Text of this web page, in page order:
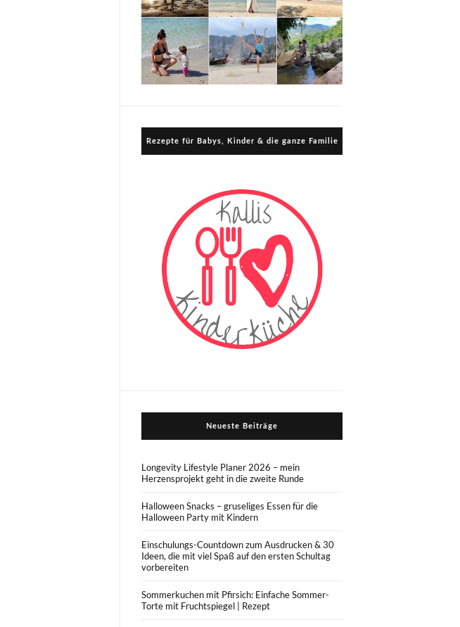
Rezepte für Babys, Kinder & die ganze Familie
Neueste Beiträge
Longevity Lifestyle Planer 2026 – mein
Herzensprojekt geht in die zweite Runde
Halloween Snacks – gruseliges Essen für die
Halloween Party mit Kindern
Einschulungs-Countdown zum Ausdrucken & 30
Ideen, die mit viel Spaß auf den ersten Schultag
vorbereiten
Sommerkuchen mit Pfirsich: Einfache Sommer-
Torte mit Fruchtspiegel | Rezept